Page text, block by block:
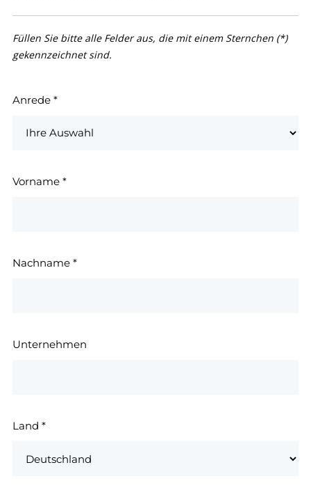
Füllen Sie bitte alle Felder aus, die mit einem Sternchen (*)
gekennzeichnet sind.
Anrede *
Vorname *
Nachname *
Unternehmen
Land *